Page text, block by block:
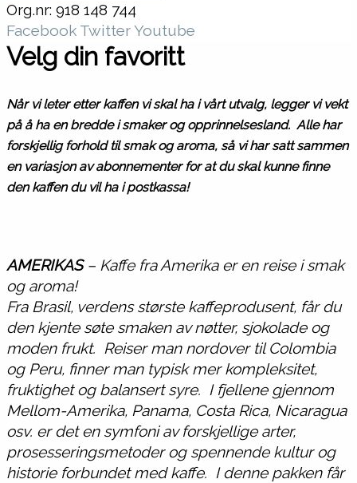
Org.nr: 918 148 744
Facebook TwitterYoutube
Velg din favoritt
Når vi leter etter kaffen vi skal ha i vårt utvalg, legger vi vekt
på å ha en bredde i smaker og opprinnelsesland. Alle har
forskjellig forhold til smak og aroma, så vi har satt sammen
en variasjon av abonnementer for at du skal kunne finne
den kaffen du vil ha i postkassa!
AMERIKAS– Kaffe fra Amerika er en reise i smak
og aroma!
Fra Brasil, verdens største kaffeprodusent, får du
den kjente søte smaken av nøtter, sjokolade og
moden frukt. Reiser man nordover til Colombia
og Peru, finner man typisk mer kompleksitet,
fruktighet og balansert syre. I fjellene gjennom
Mellom-Amerika, Panama, Costa Rica, Nicaragua
osv. er det en symfoni av forskjellige arter,
prosesseringsmetoder og spennende kultur og
historie forbundet med kaffe. I denne pakken får